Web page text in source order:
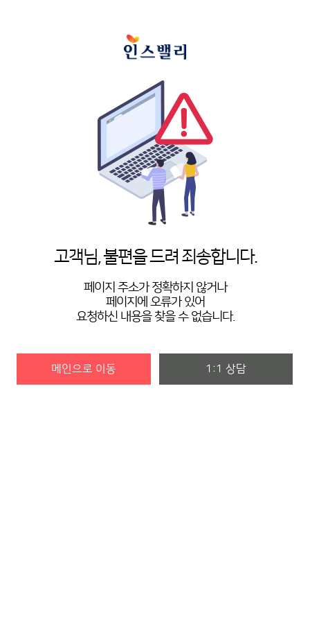
고객님, 불편을 드려 죄송합니다.
페이지 주소가 정확하지 않거나
페이지에 오류가 있어
요청하신 내용을 찾을 수 없습니다.
메인으로 이동 1:1 상담